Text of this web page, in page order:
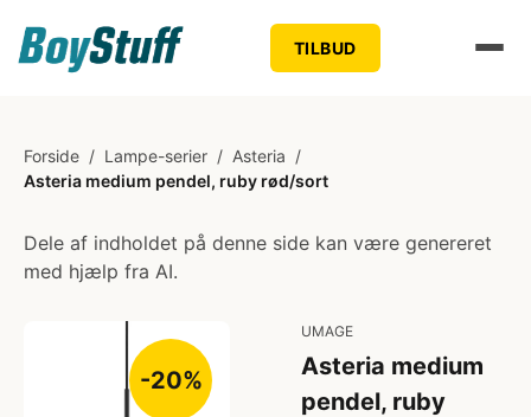
TILBUD
Forside / Lampe-serier / Asteria /
Asteria medium pendel, ruby rød/sort
Dele af indholdet på denne side kan være genereret
med hjælp fra AI.
-20%
UMAGE
Asteria medium
pendel, ruby